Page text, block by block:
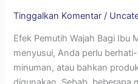
Tinggalkan Komentar /
Efek Pemutih Wajah Bagi Ibu
menyusui, Anda perlu
minuman, atau bahkan